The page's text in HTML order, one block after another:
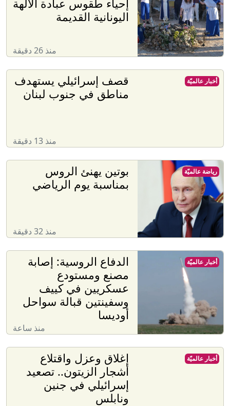
إحياء طقوس عبادة الآلهة
اليونانية القديمة
منذ 26 دقيقة
قصف إسرائيلي يستهدف
مناطق في جنوب لبنان
منذ 13 دقيقة
أخبار عالميّة
بوتين يهنئ الروس
بمناسبة يوم الرياضي
منذ 32 دقيقة
رياضة عالميّة
الدفاع الروسية: إصابة
مصنع ومستودع
عسكريين في كييف
وسفينتين قبالة سواحل
أوديسا
منذ ساعة
أخبار عالميّة
إغلاق وعزل واقتلاع
أشجار الزيتون.. تصعيد
إسرائيلي في جنين
ونابلس
أخبار عالميّة